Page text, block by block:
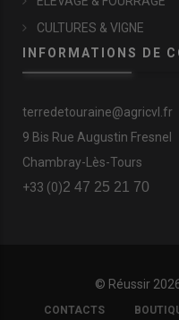
CULTURES & VIGNE
INFORMATIONS DE
terredetouraine@agricvl.fr
9 Bis Rue Augustin Fresnel
Chambray-Lès-Tours
+33 (0)2 47 25 21 70
© Réussir
FOOTER
COPYRIGHT
CONTACTS